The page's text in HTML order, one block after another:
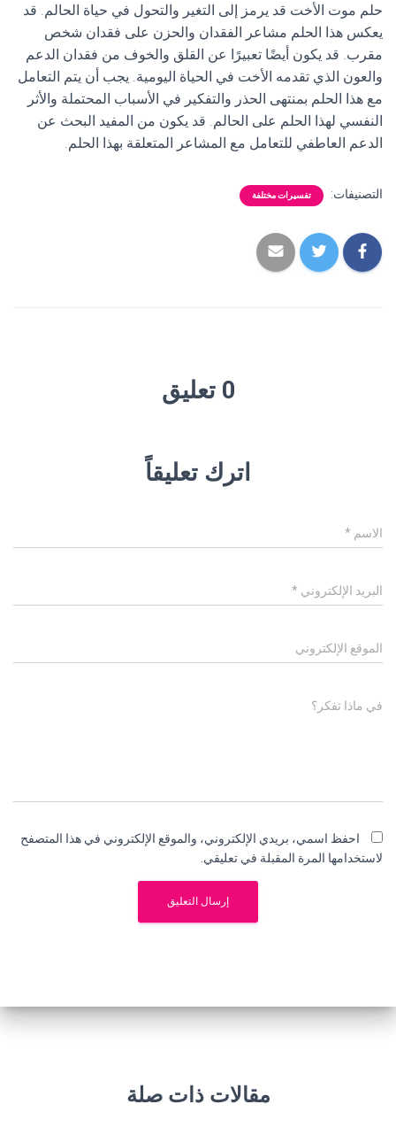
حلم موت الأخت قد يرمز إلى التغير والتحول في حياة الحالم. قد
يعكس هذا الحلم مشاعر الفقدان والحزن على فقدان شخص
مقرب. قد يكون أيضًا تعبيرًا عن القلق والخوف من فقدان الدعم
والعون الذي تقدمه الأخت في الحياة اليومية. يجب أن يتم التعامل
مع هذا الحلم بمنتهى الحذر والتفكير في الأسباب المحتملة والأثر
النفسي لهذا الحلم على الحالم. قد يكون من المفيد البحث عن
الدعم العاطفي للتعامل مع المشاعر المتعلقة بهذا الحلم.
التصنيفات: تفسيرات مختلفة
0 تعليق
اترك تعليقاً
الاسم *
البريد الإلكتروني *
الموقع الإلكتروني
في ماذا تفكر؟
احفظ اسمي، بريدي الإلكتروني، والموقع الإلكتروني في هذا المتصفح
لاستخدامها المرة المقبلة في تعليقي.
مقالات ذات صلة